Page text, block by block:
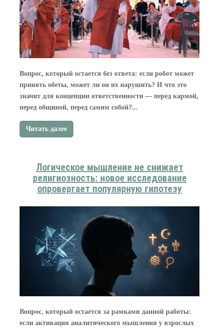
Вопрос, который остается без ответа: если робот может
принять обеты, может ли он их нарушить? И что это
значит для концепции ответственности — перед кармой,
перед общиной, перед самим собой?...
Читать далее
Логическое мышление не снижает
религиозность: новое исследование
опровергает популярную гипотезу
Вопрос, который остается за рамками данной работы:
если активация аналитического мышления у взрослых